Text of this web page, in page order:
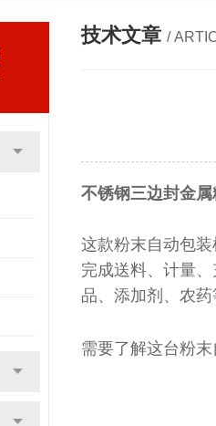
技术文章 /
不锈钢三边封金
这款粉末自动包装
完成送料、计量
品、添加剂、农
需要了解这台粉